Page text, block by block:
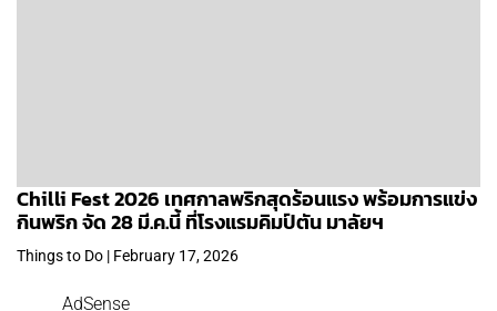
Chilli Fest 2026 เทศกาลพริกสุดร้อนแรง พร้อมการแข่ง
กินพริก จัด 28 มี.ค.นี้ ที่โรงแรมคิมป์ตัน มาลัยฯ
Things to Do | February 17, 2026
AdSense